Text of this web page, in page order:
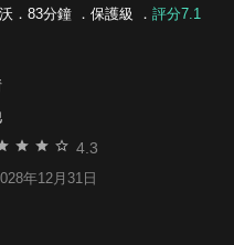
．83分鐘 ． 保護級 ． 評分7.1
4.3
年12月31日